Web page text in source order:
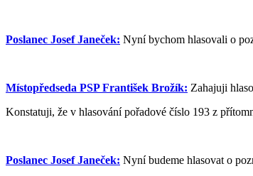
Poslanec Josef Janeček: Nyní bychom hlasovali o
Místopředseda PSP František Brožík: Zahajuji
Konstatuji, že v hlasování pořadové číslo 193 z
Poslanec Josef Janeček: Nyní budeme hlasovat o